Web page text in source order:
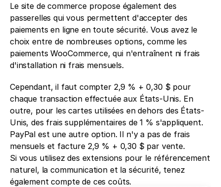
Le site de commerce propose également des
passerelles qui vous permettent d'accepter des
paiements en ligne en toute sécurité. Vous avez le
choix entre de nombreuses options, comme les
paiements WooCommerce, qui n'entraînent ni frais
d'installation ni frais mensuels.
Cependant, il faut compter 2,9 % + 0,30 $ pour
chaque transaction effectuée aux États-Unis. En
outre, pour les cartes utilisées en dehors des États-
Unis, des frais supplémentaires de 1 % s'appliquent.
PayPal est une autre option. Il n'y a pas de frais
mensuels et facture 2,9 % + 0,30 $ par vente.
Si vous utilisez des extensions pour le référencement
naturel, la communication et la sécurité, tenez
également compte de ces coûts.